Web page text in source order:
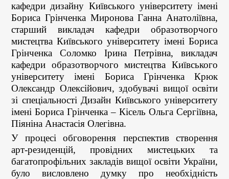
кафедри дизайну Київського університету імені
Бориса Грінченка Миронова Ганна Анатоліївна,
старший викладач кафедри образотворчого
мистецтва Київського університету імені Бориса
Грінченка Соломко Ірина Петрівна, викладач
кафедри образотворчого мистецтва Київського
університету імені Бориса Грінченка Крюк
Олександр Олексійович, здобувачі вищої освіти
зі спеціальності Дизайн Київського університету
імені Бориса Грінченка – Кісель Ольга Сергіївна,
Піяніна Анастасія Олегівна.
У процесі обговорення перспектив створення
арт-резиденцій, провідних мистецьких та
багатопрофільних закладів вищої освіти України,
було висловлено думку про необхідність